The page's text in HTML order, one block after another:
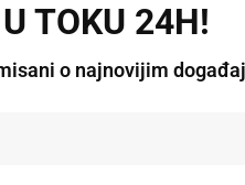
TOKU 24H!
o najnovijim